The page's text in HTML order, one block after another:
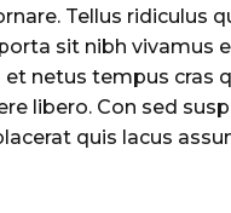
Tellus ridiculus
sit nibh vivamus
et netus tempus cras
libero. Con sed
quis lacus